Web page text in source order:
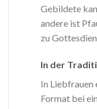
Gebildete
andere ist
zu
In der
In Liebfrauen
Format bei